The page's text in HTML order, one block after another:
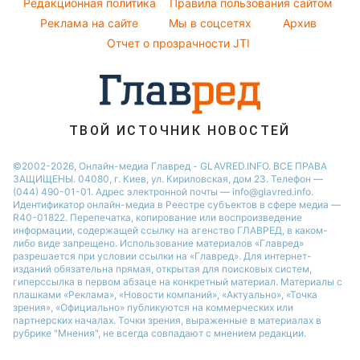
Праздничное меню
Пылевая буря
Редакционная политика
Правила пользования сайтом
Реклама на сайте
Мы в соцсетях
Архив
Отчет о прозрачности JTI
ТВОЙ ИСТОЧНИК НОВОСТЕЙ
©2002-2026, Онлайн-медиа Главред - GLAVRED.INFO. ВСЕ ПРАВА
ЗАЩИЩЕНЫ. 04080, г. Киев, ул. Кириловская, дом 23. Телефон —
(044) 490-01-01. Адрес электронной почты — info@glavred.info.
Идентификатор онлайн-медиа в Реестре cубъектов в сфере медиа —
R40-01822. Перепечатка, копирование или воспроизведение
информации, содержащей ссылку на агенство ГЛАВРЕД, в каком-
либо виде запрещено. Использование материалов «Главред»
разрешается при условии ссылки на «Главред». Для интернет-
изданий обязательна прямая, открытая для поисковых систем,
гиперссылка в первом абзаце на конкретный материал. Материалы с
плашками «Реклама», «Новости компаний», «Актуально», «Точка
зрения», «Официально» публикуются на коммерческих или
партнерских началах. Точки зрения, выраженные в материалах в
рубрике "Мнения", не всегда совпадают с мнением редакции.